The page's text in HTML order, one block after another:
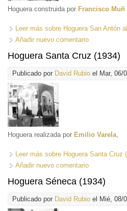
Hoguera construida por Francisco Muñ
Leer más sobre Hoguera San Antón
Añadir nuevo comentario
Hoguera Santa Cruz (1934)
Publicado por David Rubio el Mar, 06/
Hoguera realizada por Emilio Varela
Leer más sobre Hoguera Santa Cruz
Añadir nuevo comentario
Hoguera Séneca (1934)
Publicado por David Rubio el Mié, 08/